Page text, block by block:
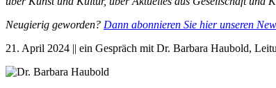
Neugierig geworden? Dann abonnieren Sie hier unseren
21. April 2024 || ein Gespräch mit Dr. Barbara Haubold,